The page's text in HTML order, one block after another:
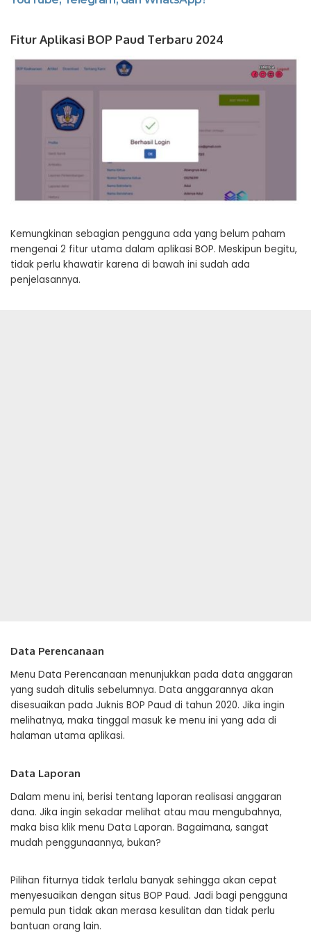
Fitur Aplikasi BOP Paud Terbaru 2024
Kemungkinan sebagian pengguna ada yang belum paham
mengenai 2 fitur utama dalam aplikasi BOP. Meskipun begitu,
tidak perlu khawatir karena di bawah ini sudah ada
penjelasannya.
Data Perencanaan
Menu Data Perencanaan menunjukkan pada data anggaran
yang sudah ditulis sebelumnya. Data anggarannya akan
disesuaikan pada Juknis BOP Paud di tahun 2020. Jika ingin
melihatnya, maka tinggal masuk ke menu ini yang ada di
halaman utama aplikasi.
Data Laporan
Dalam menu ini, berisi tentang laporan realisasi anggaran
dana. Jika ingin sekadar melihat atau mau mengubahnya,
maka bisa klik menu Data Laporan. Bagaimana, sangat
mudah penggunaannya, bukan?
Pilihan fiturnya tidak terlalu banyak sehingga akan cepat
menyesuaikan dengan situs BOP Paud. Jadi bagi pengguna
pemula pun tidak akan merasa kesulitan dan tidak perlu
bantuan orang lain.